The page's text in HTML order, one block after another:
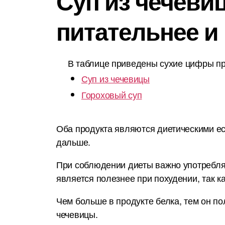
питательнее
В таблице приведены сухие цифры
Суп из чечевицы
Гороховый суп
Оба продукта являются диетическими
дальше.
При соблюдении диеты важно
является полезнее при похудении, так
Чем больше в продукте белка, тем он
чечевицы.